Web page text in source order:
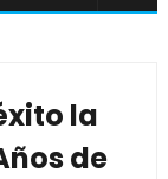
la
de